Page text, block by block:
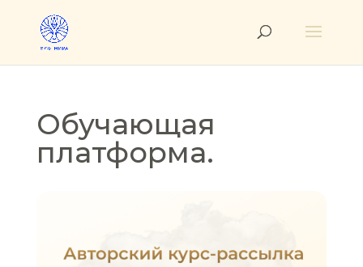
Обучающая
платформа.